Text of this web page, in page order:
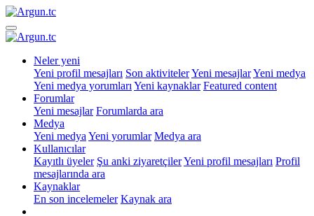
Neler yeni
Yeni profil mesajları Son aktivitelerYeni mesajlarYeni medya
Yeni medya yorumları Yeni kaynaklar Featured content
Forumlar
Yeni mesajlar Forumlarda ara
Medya
Yeni medya Yeni yorumlar Medya ara
Kullanıcılar
Kayıtlı üyeler Şu anki ziyaretçilerYeni profil mesajları Profil
mesajlarında ara
Kaynaklar
En son incelemeler Kaynak ara